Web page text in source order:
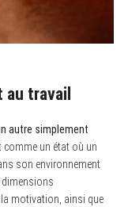
au travail
autre simplement
comme un état où un
son environnement
dimensions
motivation, ainsi que